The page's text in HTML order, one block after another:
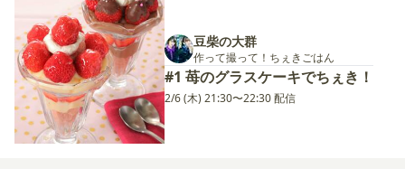
豆柴の大群
作って撮って！ちぇきごはん
#1 苺のグラスケーキでちぇき！
2/6 (木) 21:30〜22:30 配信